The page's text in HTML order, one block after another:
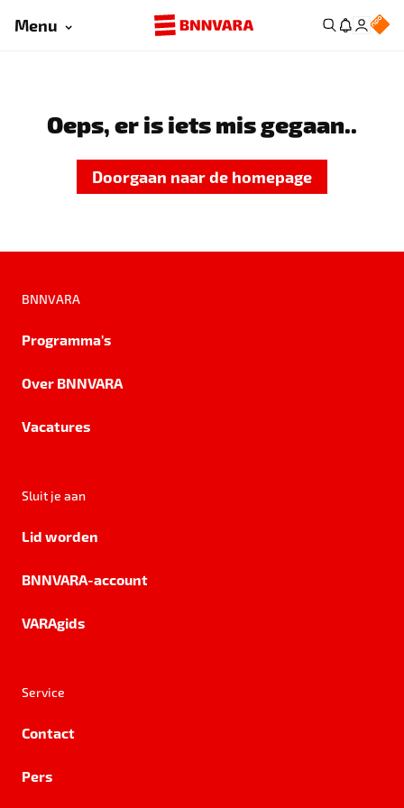
Menu
Oeps, er is iets mis gegaan..
Doorgaan naar de homepage
BNNVARA
Programma's
Over BNNVARA
Vacatures
Sluit je aan
Lid worden
BNNVARA-account
VARAgids
Service
Contact
Pers